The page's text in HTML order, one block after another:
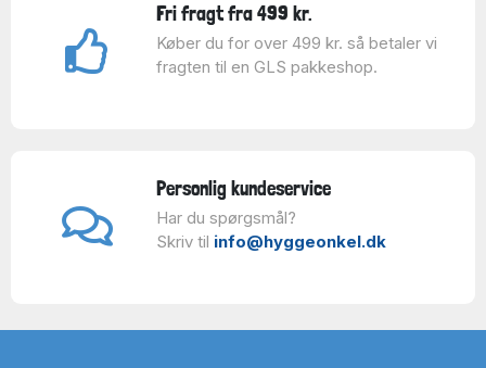
Fri fragt fra 499 kr.
Køber du for over 499 kr. så betaler vi
fragten til en GLS pakkeshop.
Personlig kundeservice
Har du spørgsmål?
Skriv til info@hyggeonkel.dk